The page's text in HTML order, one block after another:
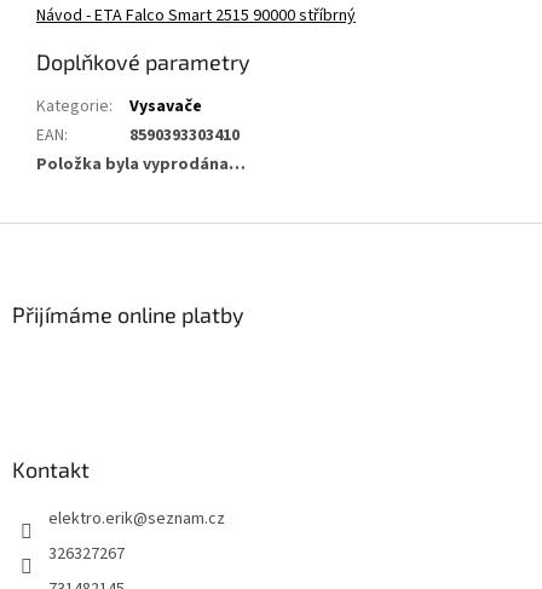
Návod - ETA Falco Smart 2515 90000 stříbrný
Doplňkové parametry
Kategorie:
Vysavače
EAN:
8590393303410
Položka byla vyprodána…
Přijímáme online platby
Kontakt
elektro.erik@seznam.cz
326327267